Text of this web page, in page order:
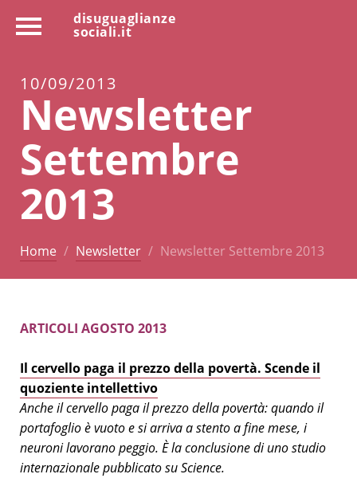
disuguaglianze
sociali.it
10/09/2013
Newsletter
Settembre
2013
Home Newsletter Newsletter Settembre 2013
ARTICOLI AGOSTO 2013
Il cervello paga il prezzo della povertà. Scende il
quoziente intellettivo
Anche il cervello paga il prezzo della povertà: quando il
portafoglio è vuoto e si arriva a stento a fine mese, i
neuroni lavorano peggio. È la conclusione di uno studio
internazionale pubblicato su Science.